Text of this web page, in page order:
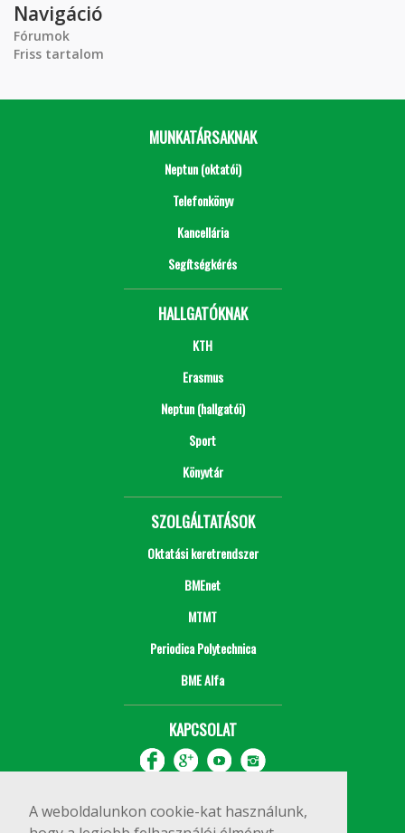
A weboldalunkon cookie-kat használunk,
Navigáció
Fórumok
Friss tartalom
MUNKATÁRSAKNAK
Neptun (oktatói)
Telefonkönyv
Kancellária
Segítségkérés
HALLGATÓKNAK
KTH
Erasmus
Neptun (hallgatói)
Sport
Könyvtár
SZOLGÁLTATÁSOK
Oktatási keretrendszer
BMEnet
MTMT
Periodica Polytechnica
BME Alfa
KAPCSOLAT